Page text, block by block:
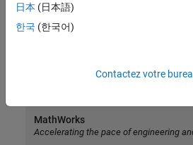
日本 (日本語)
한국 (한국어)
Contactez votre
MathWorks
Accelerating the pace of engineering